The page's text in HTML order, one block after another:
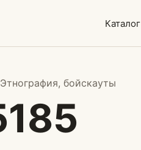
Каталог
бойскауты